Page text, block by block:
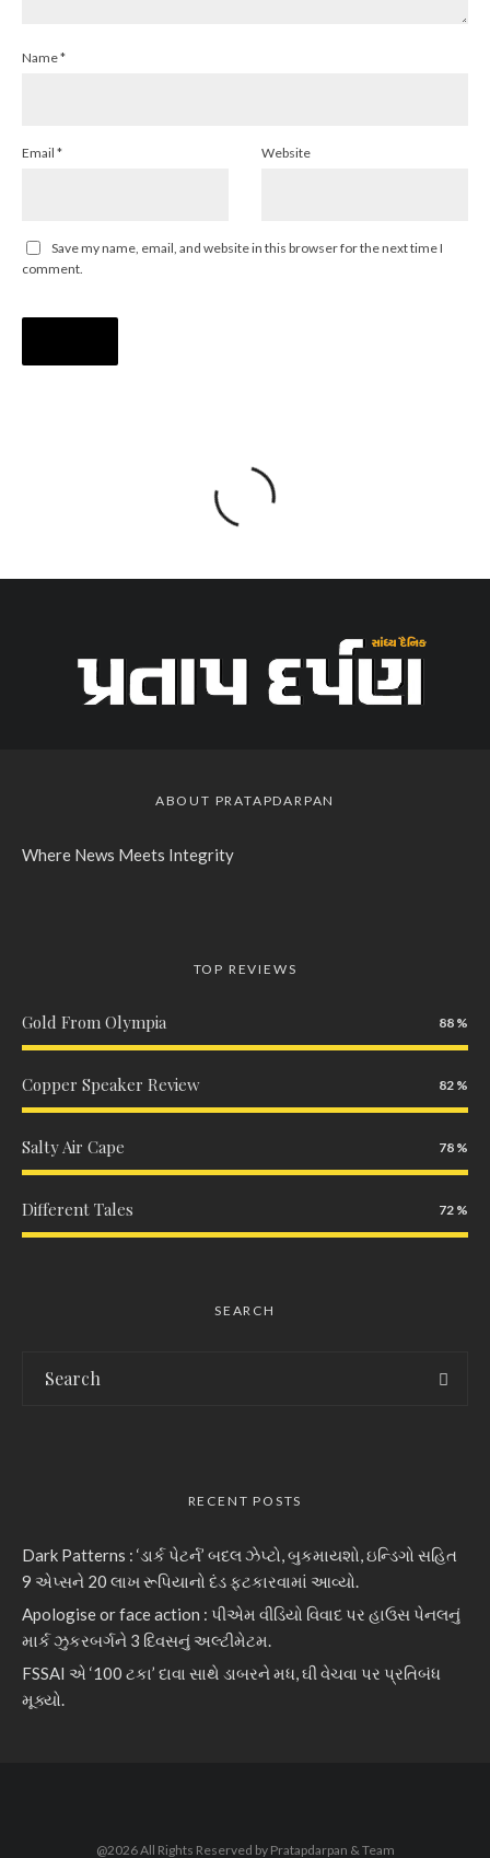
Name*
Email * Website
Save my name, email, and website in this browser for the next time I
comment.
ABOUT PRATAPDARPAN
Where News Meets Integrity
TOP REVIEWS
Gold From Olympia 88
Copper Speaker Review 82
Salty Air Cape 78
Different Tales 72
SEARCH
RECENT POSTS
Dark Patterns : ‘ડાર્ક પેટર્ન’ બદલ ઝેપ્ટો, બુકમાયશો, ઇન્ડિગો સહિત
9 એપ્સને 20 લાખ રૂપિયાનો દંડ ફટકારવામાં આવ્યો.
Apologise or face action : પીએમ વીડિયો વિવાદ પર હાઉસ પેનલનું
માર્ક ઝુકરબર્ગને 3 દિવસનું અલ્ટીમેટમ.
FSSAI એ ‘100 ટકા’ દાવા સાથે ડાબરને મધ, ઘી વેચવા પર પ્રતિબંધ
મૂક્યો.
@2026 All Rights Reserved by Pratapdarpan & Team